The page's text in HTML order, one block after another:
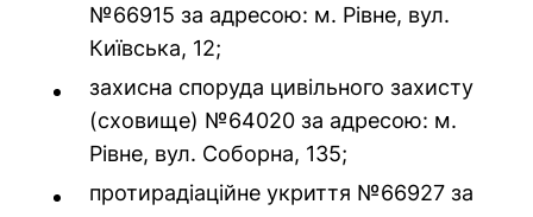
№66915 за адресою: м. Рівне, вул.
Київська, 12;
захисна споруда цивільного захисту
(сховище) №64020 за адресою: м.
Рівне, вул. Соборна, 135;
протирадіаційне укриття №66927 за